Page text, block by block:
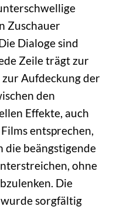
Zuschauer
Dialoge sind
Zeile trägt zur
Aufdeckung der
den
Effekte, auch
entsprechen,
die beängstigende
ohne
Die
sorgfältig